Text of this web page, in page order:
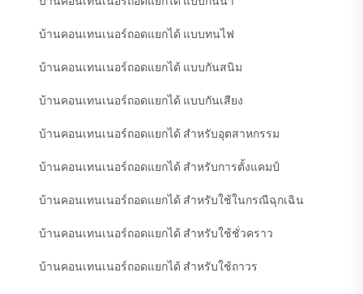
บ้านคอนเทนเนอร์ถอดแยกได้ แบบทนไฟ
บ้านคอนเทนเนอร์ถอดแยกได้ แบบกันสนิม
บ้านคอนเทนเนอร์ถอดแยกได้ แบบกันเสียง
บ้านคอนเทนเนอร์ถอดแยกได้ สำหรับอุตสาหกรรม
บ้านคอนเทนเนอร์ถอดแยกได้ สำหรับการตั้งแคมป์
บ้านคอนเทนเนอร์ถอดแยกได้ สำหรับใช้ในกรณีฉุกเฉิน
บ้านคอนเทนเนอร์ถอดแยกได้ สำหรับใช้ชั่วคราว
บ้านคอนเทนเนอร์ถอดแยกได้ สำหรับใช้ถาวร